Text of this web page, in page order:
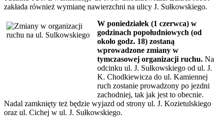
zakłada również wymianę nawierzchni na ulicy J. Sułkowskiego.
W poniedziałek (1 czerwca) w
godzinach popołudniowych (od
około godz. 18) zostaną
wprowadzone zmiany w
tymczasowej organizacji ruchu. Na
odcinku ul. J. Sułkowskiego od ul. J.
K. Chodkiewicza do ul. Kamiennej
ruch zostanie prowadzony po jezdni
zachodniej, tak jak jest to obecnie.
Nadal zamknięty też będzie wyjazd od strony ul. J. Kozietulskiego
oraz ul. Cichej w ul. J. Sułkowskiego.